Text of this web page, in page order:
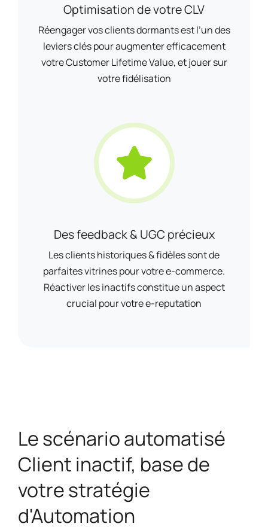
Optimisation de votre CLV
Réengager vos clients dormants est l’un des
leviers clés pour augmenter efficacement
votre Customer Lifetime Value, et jouer sur
votre fidélisation
Des feedback & UGC précieux
Les clients historiques & fidèles sont de
parfaites vitrines pour votre e-commerce.
Réactiver les inactifs constitue un aspect
crucial pour votre e-reputation
Le scénario automatisé
Client inactif, base de
votre stratégie
d'Automation